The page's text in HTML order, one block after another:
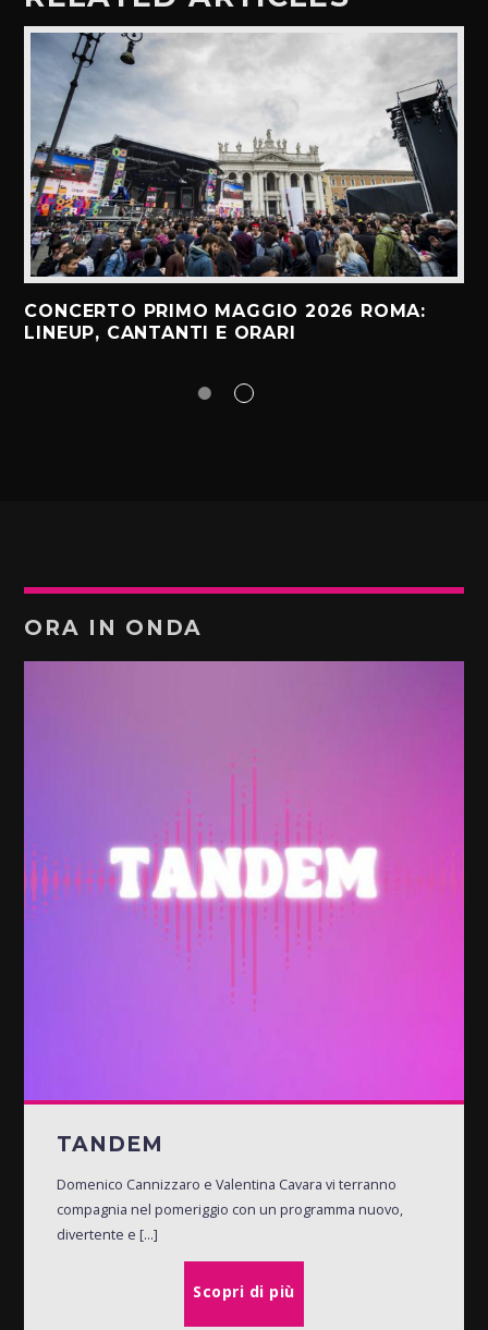
CONCERTO PRIMO MAGGIO 2026 ROMA:
LINEUP, CANTANTI E ORARI
ORA IN ONDA
TANDEM
Domenico Cannizzaro e Valentina Cavara vi terranno
compagnia nel pomeriggio con un programma nuovo,
divertente e [...]
Scopri di più